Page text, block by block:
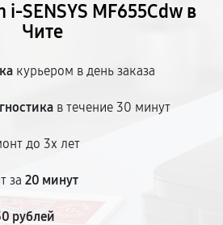
i‑SENSYS MF655Cdw в
Чите
курьером в день заказа
в течение 30 минут
до 3х лет
за 20 минут
рублей